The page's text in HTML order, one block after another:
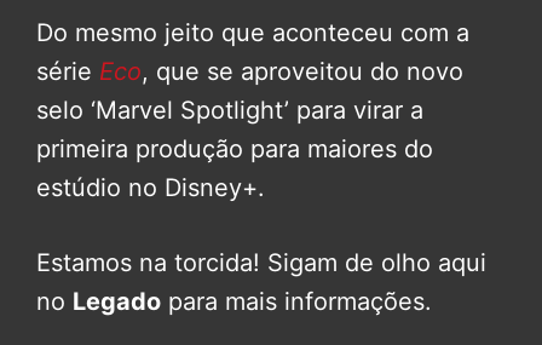
Do mesmo jeito que aconteceu com a
série Eco, que se aproveitou do novo
selo ‘Marvel Spotlight’ para virar a
primeira produção para maiores do
estúdio no Disney+.
Estamos na torcida! Sigam de olho aqui
no Legado para mais informações.